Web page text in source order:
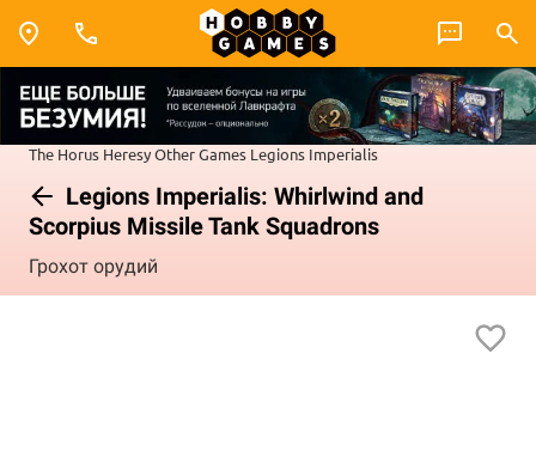
The Horus HeresyOther Games Legions Imperialis
Legions Imperialis: Whirlwind and
Scorpius Missile Tank Squadrons
Грохот орудий